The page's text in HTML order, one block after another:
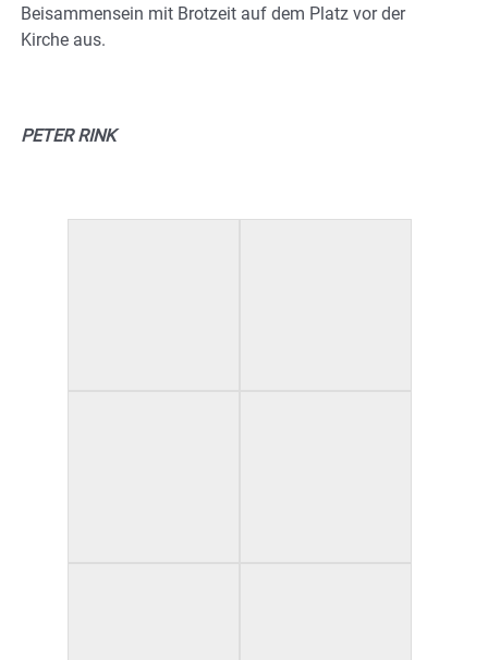
Beisammensein mit Brotzeit auf dem Platz vor der
Kirche aus.
PETER RINK